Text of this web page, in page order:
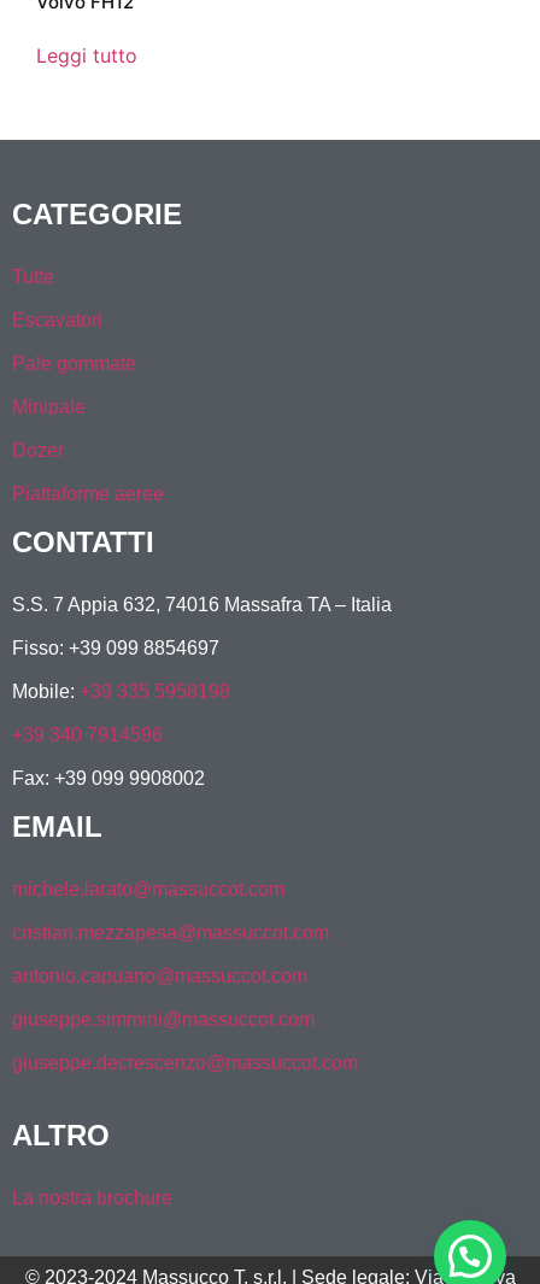
Leggi tutto
CATEGORIE
Tutte
Escavatori
Pale gommate
Minipale
Dozer
Piattaforme aeree
CONTATTI
S.S. 7 Appia 632, 74016 Massafra TA – Italia
Fisso: +39 099 8854697
Mobile: +39 335 5958198
+39 340 7914596
Fax: +39 099 9908002
EMAIL
michele.larato@massuccot.com
cristian.mezzapesa@massuccot.com
antonio.capuano@massuccot.com
giuseppe.simmini@massuccot.com
giuseppe.decrescenzo@massuccot.com
ALTRO
La nostra brochure
© 2023-2024 Massucco T. s.r.l. | Sede legale: Via Genova